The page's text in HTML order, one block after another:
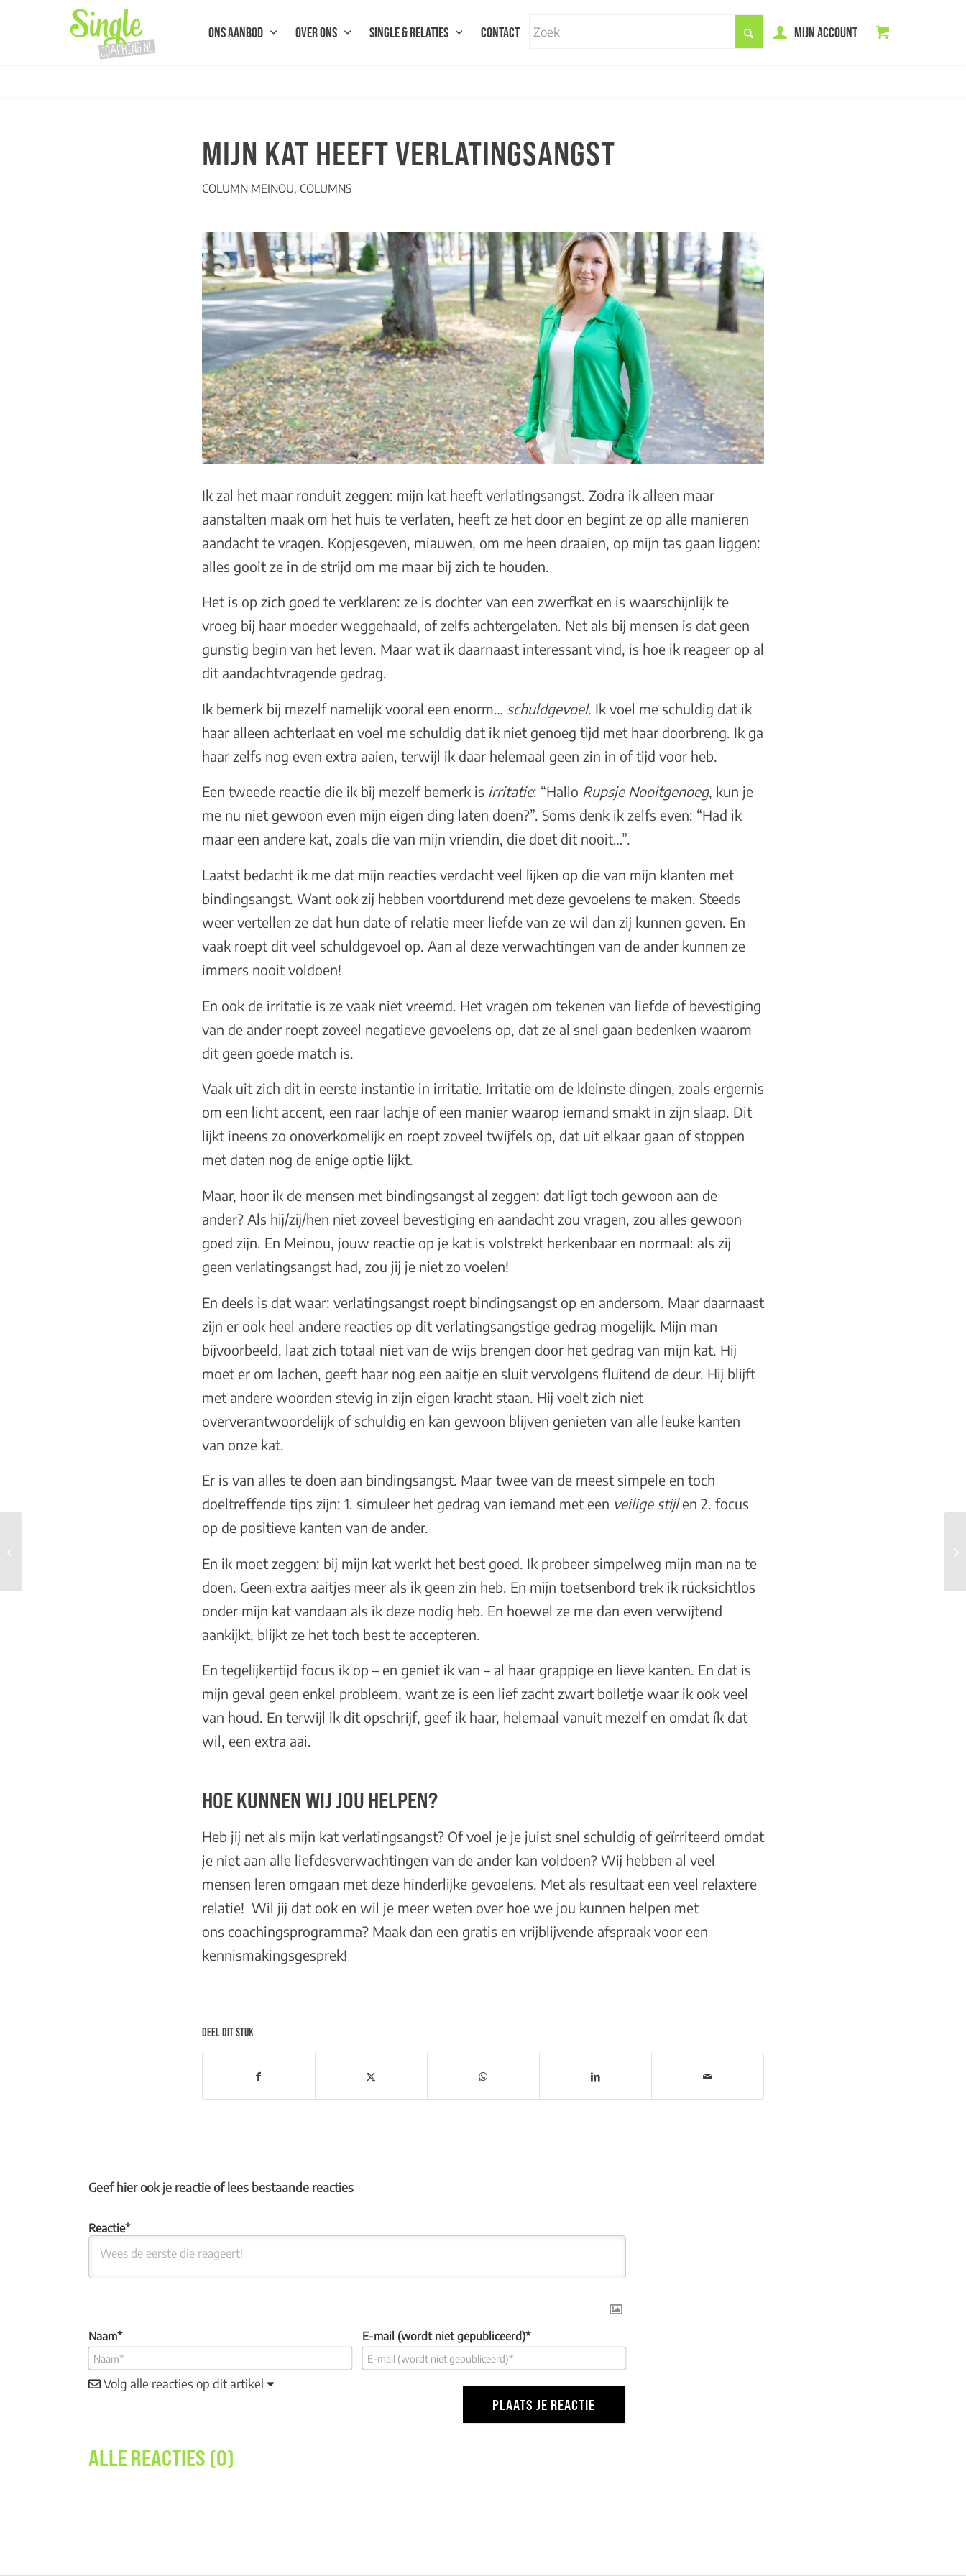
ONS AANBOD OVER ONS SINGLE & RELATIES CONTACT MIJN ACCOUNT
MIJN KAT HEEFT VERLATINGSANGST
COLUMN MEINOU, COLUMNS
Ik zal het maar ronduit zeggen: mijn kat heeft verlatingsangst. Zodra ik alleen maar
aanstalten maak om het huis te verlaten, heeft ze het door en begint ze op alle manieren
aandacht te vragen. Kopjesgeven, miauwen, om me heen draaien, op mijn tas gaan liggen:
alles gooit ze in de strijd om me maar bij zich te houden.
Het is op zich goed te verklaren: ze is dochter van een zwerfkat en is waarschijnlijk te
vroeg bij haar moeder weggehaald, of zelfs achtergelaten. Net als bij mensen is dat geen
gunstig begin van het leven. Maar wat ik daarnaast interessant vind, is hoe ik reageer op al
dit aandachtvragende gedrag.
Ik bemerk bij mezelf namelijk vooral een enorm… schuldgevoel. Ik voel me schuldig dat ik
haar alleen achterlaat en voel me schuldig dat ik niet genoeg tijd met haar doorbreng. Ik ga
haar zelfs nog even extra aaien, terwijl ik daar helemaal geen zin in of tijd voor heb.
Een tweede reactie die ik bij mezelf bemerk is irritatie: “Hallo Rupsje Nooitgenoeg, kun je
me nu niet gewoon even mijn eigen ding laten doen?”. Soms denk ik zelfs even: “Had ik
maar een andere kat, zoals die van mijn vriendin, die doet dit nooit…”.
Laatst bedacht ik me dat mijn reacties verdacht veel lijken op die van mijn klanten met
bindingsangst. Want ook zij hebben voortdurend met deze gevoelens te maken. Steeds
weer vertellen ze dat hun date of relatie meer liefde van ze wil dan zij kunnen geven. En
vaak roept dit veel schuldgevoel op. Aan al deze verwachtingen van de ander kunnen ze
immers nooit voldoen!
En ook de irritatie is ze vaak niet vreemd. Het vragen om tekenen van liefde of bevestiging
van de ander roept zoveel negatieve gevoelens op, dat ze al snel gaan bedenken waarom
dit geen goede match is.
Vaak uit zich dit in eerste instantie in irritatie. Irritatie om de kleinste dingen, zoals ergernis
om een licht accent, een raar lachje of een manier waarop iemand smakt in zijn slaap. Dit
lijkt ineens zo onoverkomelijk en roept zoveel twijfels op, dat uit elkaar gaan of stoppen
met daten nog de enige optie lijkt.
Maar, hoor ik de mensen met bindingsangst al zeggen: dat ligt toch gewoon aan de
ander? Als hij/zij/hen niet zoveel bevestiging en aandacht zou vragen, zou alles gewoon
goed zijn. En Meinou, jouw reactie op je kat is volstrekt herkenbaar en normaal: als zij
geen verlatingsangst had, zou jij je niet zo voelen!
En deels is dat waar: verlatingsangst roept bindingsangst op en andersom. Maar daarnaast
zijn er ook heel andere reacties op dit verlatingsangstige gedrag mogelijk. Mijn man
bijvoorbeeld, laat zich totaal niet van de wijs brengen door het gedrag van mijn kat. Hij
moet er om lachen, geeft haar nog een aaitje en sluit vervolgens fluitend de deur. Hij blijft
met andere woorden stevig in zijn eigen kracht staan. Hij voelt zich niet
oververantwoordelijk of schuldig en kan gewoon blijven genieten van alle leuke kanten
van onze kat.
Er is van alles te doen aan bindingsangst. Maar twee van de meest simpele en toch
doeltreffende tips zijn: 1. simuleer het gedrag van iemand met een veilige stijlen 2. focus
op de positieve kanten van de ander.
En ik moet zeggen: bij mijn kat werkt het best goed. Ik probeer simpelweg mijn man na te
doen. Geen extra aaitjes meer als ik geen zin heb. En mijn toetsenbord trek ik rücksichtlos
onder mijn kat vandaan als ik deze nodig heb. En hoewel ze me dan even verwijtend
aankijkt, blijkt ze het toch best te accepteren.
En tegelijkertijd focus ik op – en geniet ik van – al haar grappige en lieve kanten. En dat is
mijn geval geen enkel probleem, want ze is een lief zacht zwart bolletje waar ik ook veel
van houd. En terwijl ik dit opschrijf, geef ik haar, helemaal vanuit mezelf en omdat ík dat
wil, een extra aai.
HOE KUNNEN WIJ JOU HELPEN?
Heb jij net als mijn kat verlatingsangst? Of voel je je juist snel schuldig of geïrriteerd omdat
je niet aan alle liefdesverwachtingen van de ander kan voldoen? Wij hebben al veel
mensen leren omgaan met deze hinderlijke gevoelens. Met als resultaat een veel relaxtere
relatie! Wil jij dat ook en wil je meer weten over hoe we jou kunnen helpen met
ons coachingsprogramma? Maak dan een gratis en vrijblijvende afspraak voor een
kennismakingsgesprek!
DEEL DIT STUK
Geef hier ook je reactie of lees bestaande reacties
Naam* E-mail (wordt niet gepubliceerd)*
Volg alle reacties op dit artikel
ALLE REACTIES (0)